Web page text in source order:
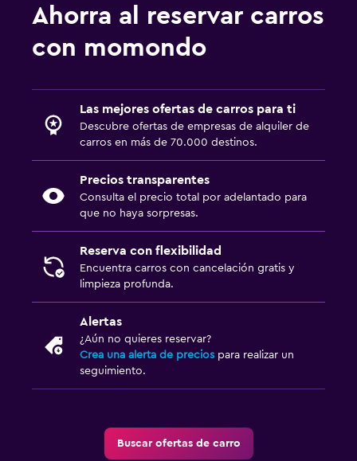
Ahorra al reservar carros
con momondo
Las mejores ofertas de carros para ti
Descubre ofertas de empresas de alquiler de
carros en más de 70.000 destinos.
Precios transparentes
Consulta el precio total por adelantado para
que no haya sorpresas.
Reserva con flexibilidad
Encuentra carros con cancelación gratis y
limpieza profunda.
Alertas
¿Aún no quieres reservar?
Crea una alerta de precios para realizar un
seguimiento.
Buscar ofertas de carro